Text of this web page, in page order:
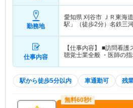
勤務地
愛知県 刈谷市 ＪＲ東海
駅」（徒歩2分）名鉄三
仕事内容
【仕事内容】 ■訪問看
聴覚士業全般 ・医師の
駅から徒歩5分以内 車通勤可 残